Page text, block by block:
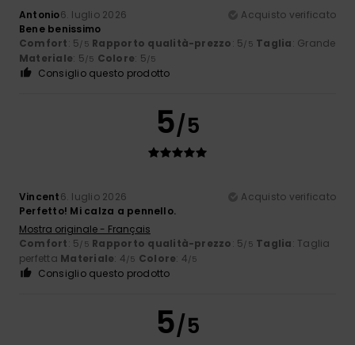
Antonio6. luglio 2026
Acquisto verificato
Bene benissimo
Comfort: 5/5 Rapporto qualità-prezzo: 5/5 Taglia: Grande
Materiale: 5/5 Colore: 5/5
Consiglio questo prodotto
5/5
Vincent6. luglio 2026
Acquisto verificato
Perfetto! Mi calza a pennello.
Mostra originale - Français
Comfort: 5/5 Rapporto qualità-prezzo: 5/5 Taglia: Taglia
perfetta Materiale: 4/5 Colore: 4/5
Consiglio questo prodotto
5/5